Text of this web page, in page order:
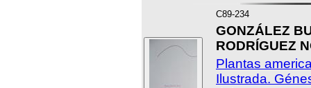
C89-234
GONZÁLEZ
RODRÍGUEZ
Plantas
Ilustrada.